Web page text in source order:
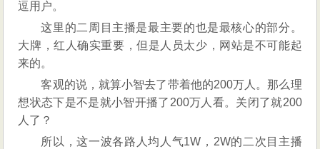
逗用户。
这里的二周目主播是最主要的也是最核心的部分。
大牌，红人确实重要，但是人员太少，网站是不可能起
来的。
客观的说，就算小智去了带着他的200万人。那么理
想状态下是不是就小智开播了200万人看。关闭了就200
人了？
所以，这一波各路人均人气1W，2W的二次目主播